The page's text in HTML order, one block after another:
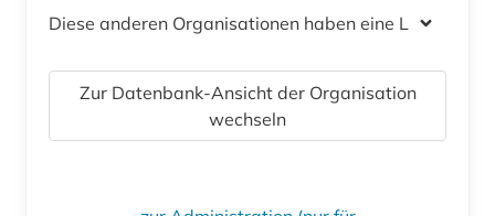
Diese anderen Organisationen haben eine Lizenz
Zur Datenbank-Ansicht der Organisation
wechseln